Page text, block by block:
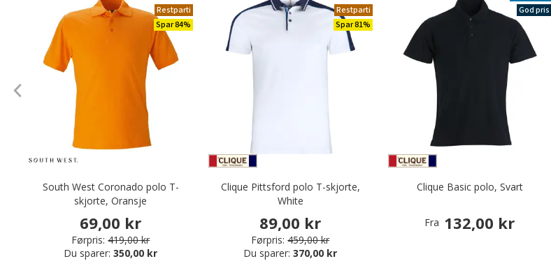
Restparti
Spar 84%
South West Coronado polo T-
skjorte, Oransje
69,00 kr
Førpris: 419,00 kr
Du sparer:350,00 kr
Restparti
Spar 81%
Clique Pittsford polo T-skjorte,
White
89,00 kr
Førpris: 459,00 kr
Du sparer:370,00 kr
God pris
Clique Basic polo, Svart
Fra 132,00 kr